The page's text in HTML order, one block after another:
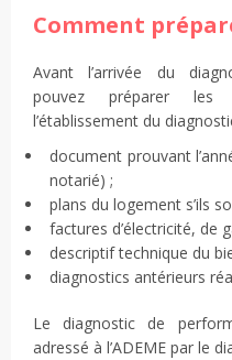
Comment
Avant l’arrivée du
pouvez préparer les
l’établissement du
document prouvant
notarié) ;
plans du logement s’ils
factures d’électricité, de
descriptif technique du
diagnostics antérieurs
Le diagnostic de
adressé à l’ADEME par le